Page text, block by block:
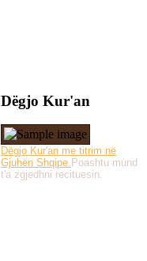
Dëgjo Kur'an
Dëgjo Kur'an me titrim në
Gjuhën Shqipe. Poashtu mund
t'a zgjedhni recituesin.